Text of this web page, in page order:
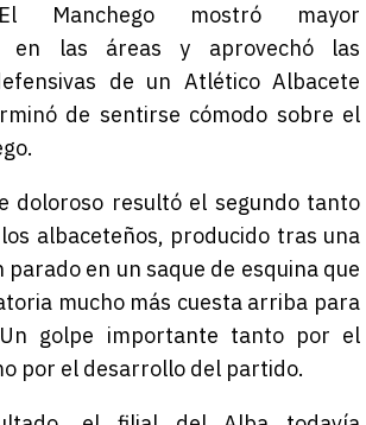
Manchego mostró mayor
en las áreas y aprovechó las
de un Atlético Albacete
de sentirse cómodo sobre el
doloroso resultó el segundo tanto
albaceteños, producido tras una
parado en un saque de esquina que
mucho más cuesta arriba para
golpe importante tanto por el
por el desarrollo del partido.